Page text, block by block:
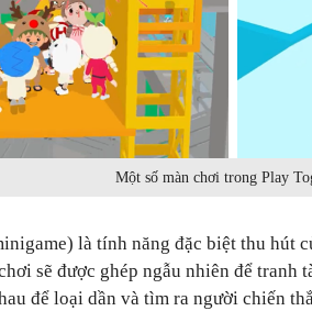
Một số màn chơi trong Play
là tính năng đặc biệt thu hút
sẽ được ghép ngẫu nhiên để tranh
để loại dần và tìm ra người chiến